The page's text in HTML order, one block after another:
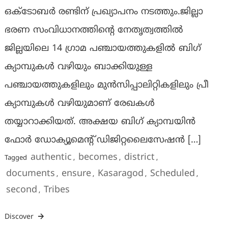
ഒക്ടോബർ രണ്ടിന് പ്രഖ്യാപനം നടത്തും.ജില്ലാ
ഭരണ സംവിധാനത്തിൻ്റെ നേതൃത്വത്തില്‍
ജില്ലയിലെ 14 ഗ്രാമ പഞ്ചായത്തുകളിൽ ബിഗ്
ക്യാമ്പുകൾ വഴിയും ബാക്കിയുള്ള
പഞ്ചായത്തുകളിലും മുൻസിപ്പാലിറ്റികളിലും പ്രീ
ക്യാമ്പുകൾ വഴിയുമാണ് രേഖകൾ
തയ്യാറാക്കിയത്. അക്ഷയ ബിഗ് ക്യാമ്പയിന്‍
ഫോര്‍ ഡോക്യൂമെന്റ് ഡിജിറ്റലൈസേഷൻ […]
Tagged authentic , becomes , district ,
documents , ensure, Kasaragod , Scheduled ,
second , Tribes
Discover